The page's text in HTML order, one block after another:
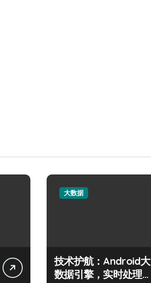
大数据
技术护航：Android大
数据引擎，实时处理引